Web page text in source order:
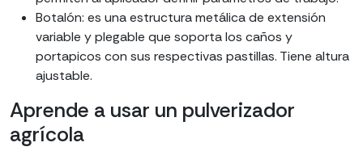
Botalón: es una estructura metálica de extensión
variable y plegable que soporta los caños y
portapicos con sus respectivas pastillas. Tiene altura
ajustable.
Aprende a usar un pulverizador
agrícola